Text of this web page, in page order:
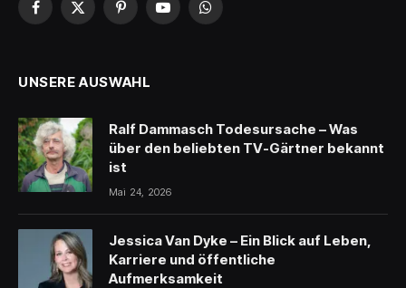
Facebook
X
PinterestYouTubeWhatsApp
UNSERE AUSWAHL
Ralf Dammasch Todesursache – Was
über den beliebten TV-Gärtner bekannt
ist
Mai 24, 2026
Jessica Van Dyke – Ein Blick auf Leben,
Karriere und öffentliche
Aufmerksamkeit